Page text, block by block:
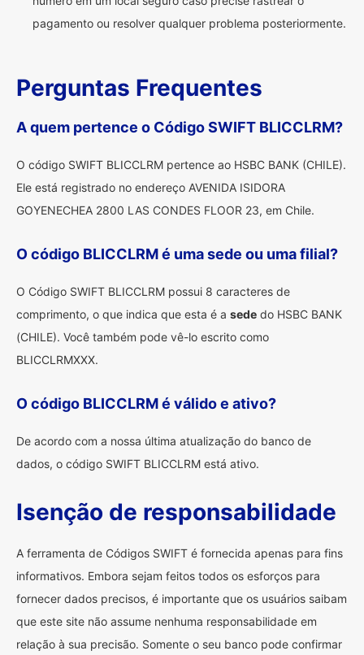
pagamento ou resolver qualquer problema posteriormente.
Perguntas Frequentes
A quem pertence o Código SWIFT BLICCLRM?
O código SWIFT BLICCLRM pertence ao HSBC BANK (CHILE).
Ele está registrado no endereço AVENIDA ISIDORA
GOYENECHEA 2800 LAS CONDES FLOOR 23, em Chile.
O código BLICCLRM é uma sede ou uma filial?
O Código SWIFT BLICCLRM possui 8 caracteres de
comprimento, o que indica que esta é a sede do HSBC BANK
(CHILE). Você também pode vê-lo escrito como
BLICCLRMXXX.
O código BLICCLRM é válido e ativo?
De acordo com a nossa última atualização do banco de
dados, o código SWIFT BLICCLRM está ativo.
Isenção de responsabilidade
A ferramenta de Códigos SWIFT é fornecida apenas para fins
informativos. Embora sejam feitos todos os esforços para
fornecer dados precisos, é importante que os usuários saibam
que este site não assume nenhuma responsabilidade em
relação à sua precisão. Somente o seu banco pode confirmar